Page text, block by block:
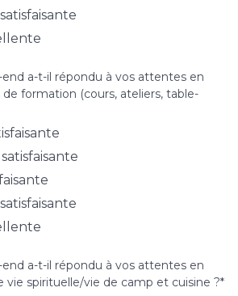
a-t-il répondu à vos attentes en
formation (cours, ateliers, table-
a-t-il répondu à vos attentes en
vie spirituelle/vie de camp et cuisine ?*